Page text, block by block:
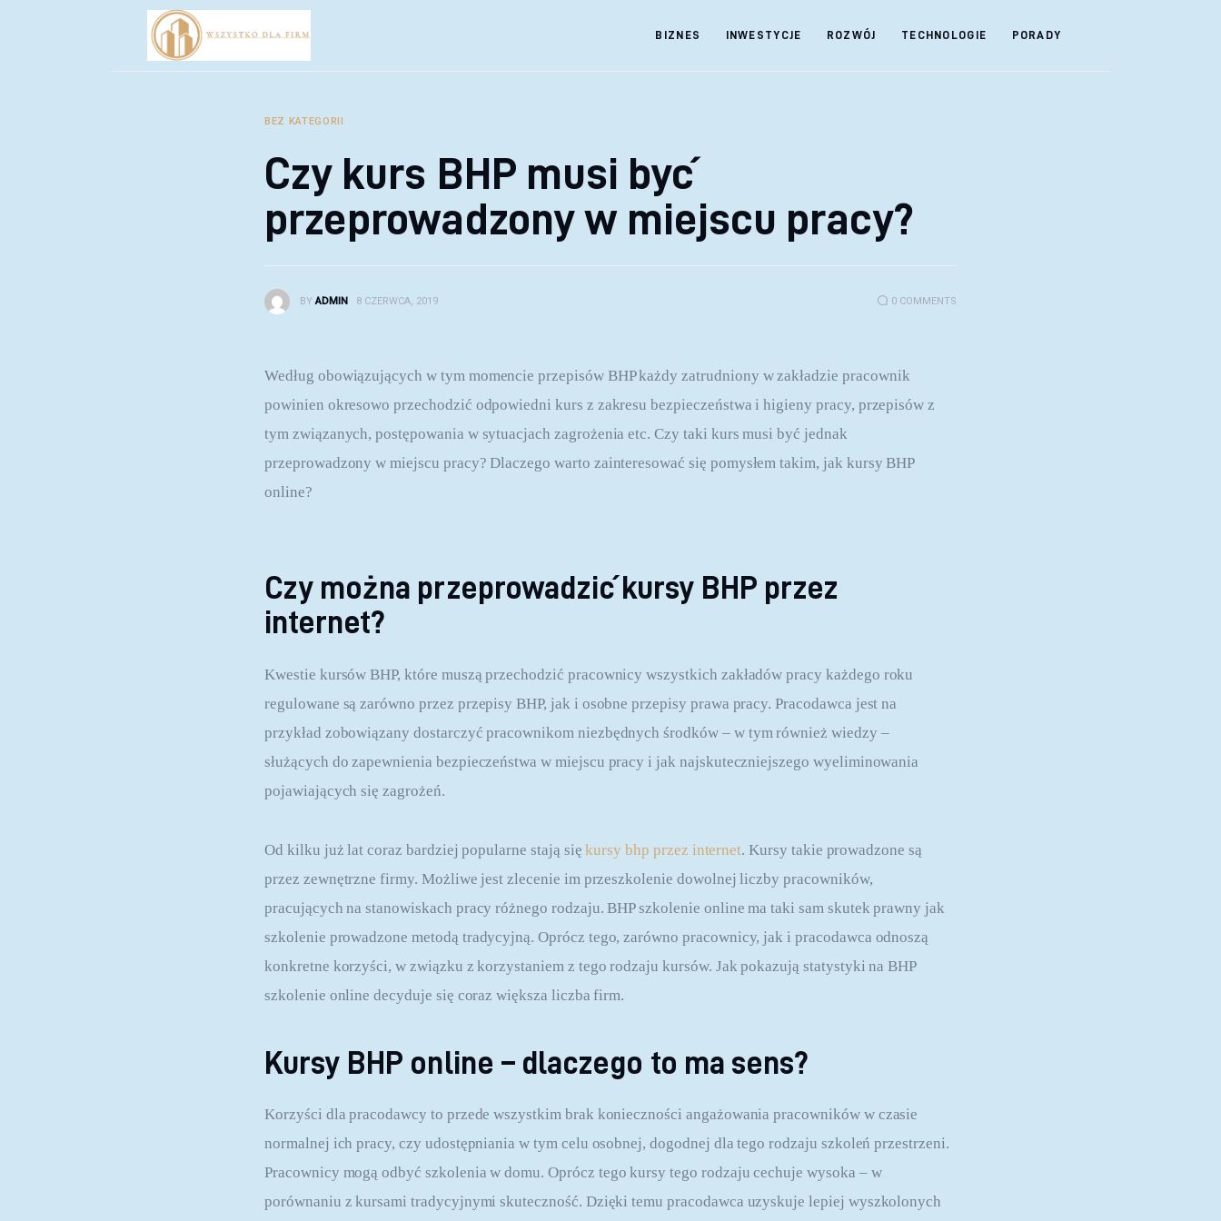
BIZNES INWESTYCJE ROZWÓJ TECHNOLOGIE PORADY
BEZ KATEGORII
Czy kurs BHP musi być
przeprowadzony w miejscu pracy?
BY ADMIN 8 CZERWCA, 2019 0 COMMENTS
Według obowiązujących w tym momencie przepisów BHP każdy zatrudniony w zakładzie pracownik
powinien okresowo przechodzić odpowiedni kurs z zakresu bezpieczeństwa i higieny pracy, przepisów z
tym związanych, postępowania w sytuacjach zagrożenia etc. Czy taki kurs musi być jednak
przeprowadzony w miejscu pracy? Dlaczego warto zainteresować się pomysłem takim, jak kursy BHP
online?
Czy można przeprowadzić kursy BHP przez
internet?
Kwestie kursów BHP, które muszą przechodzić pracownicy wszystkich zakładów pracy każdego roku
regulowane są zarówno przez przepisy BHP, jak i osobne przepisy prawa pracy. Pracodawca jest na
przykład zobowiązany dostarczyć pracownikom niezbędnych środków – w tym również wiedzy –
służących do zapewnienia bezpieczeństwa w miejscu pracy i jak najskuteczniejszego wyeliminowania
pojawiających się zagrożeń.
Od kilku już lat coraz bardziej popularne stają się kursy bhp przez internet. Kursy takie prowadzone są
przez zewnętrzne firmy. Możliwe jest zlecenie im przeszkolenie dowolnej liczby pracowników,
pracujących na stanowiskach pracy różnego rodzaju. BHP szkolenie online ma taki sam skutek prawny jak
szkolenie prowadzone metodą tradycyjną. Oprócz tego, zarówno pracownicy, jak i pracodawca odnoszą
konkretne korzyści, w związku z korzystaniem z tego rodzaju kursów. Jak pokazują statystyki na BHP
szkolenie online decyduje się coraz większa liczba firm.
Kursy BHP online – dlaczego to ma sens?
Korzyści dla pracodawcy to przede wszystkim brak konieczności angażowania pracowników w czasie
normalnej ich pracy, czy udostępniania w tym celu osobnej, dogodnej dla tego rodzaju szkoleń przestrzeni.
Pracownicy mogą odbyć szkolenia w domu. Oprócz tego kursy tego rodzaju cechuje wysoka – w
porównaniu z kursami tradycyjnymi skuteczność. Dzięki temu pracodawca uzyskuje lepiej wyszkolonych